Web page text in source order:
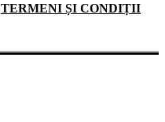
TERMENI ȘI CONDIȚII